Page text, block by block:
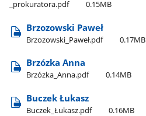
_prokuratora.pdf
0.15MB
Brzozowski Paweł
Brzozowski​_Paweł.pdf 0.17MB
Brzózka Anna
Brzózka​_Anna.pdf 0.14MB
Buczek Łukasz
Buczek​_Łukasz.pdf 0.16MB